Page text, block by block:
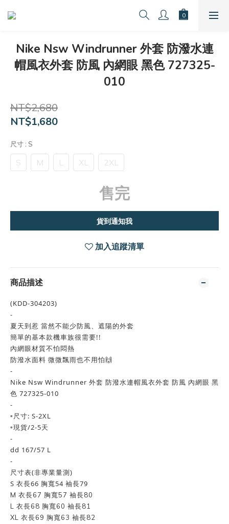
Nike Nsw Windrunner 外套 防潑水連
帽風衣外套 防風 內網眼 黑色 727325-
010
NT$2,680
NT$1,680
尺寸 : S
S M L XL 2XL
售完
貨到通知我
加入追蹤清單
商品描述
(KDD-304203)
-
夏天到惹 當然不能少防風、遮陽的外套
簡單的基本款機車族很需要!!
內網眼材質不怕悶熱
防潑水面料 微微飄雨也不用怕🙌
-
Nike Nsw Windrunner 外套 防潑水連帽風衣外套 防風 內網眼 黑
色 727325-010
-
▫️尺寸: S-2XL
▫️現貨/2-5天
-
dd 167/57 L
-
尺寸表(非專業量測)
S 衣長66 胸寬54 袖長79
M 衣長67 胸寬57 袖長80
L 衣長68 胸寬60 袖長81
XL 衣長69 胸寬63 袖長82